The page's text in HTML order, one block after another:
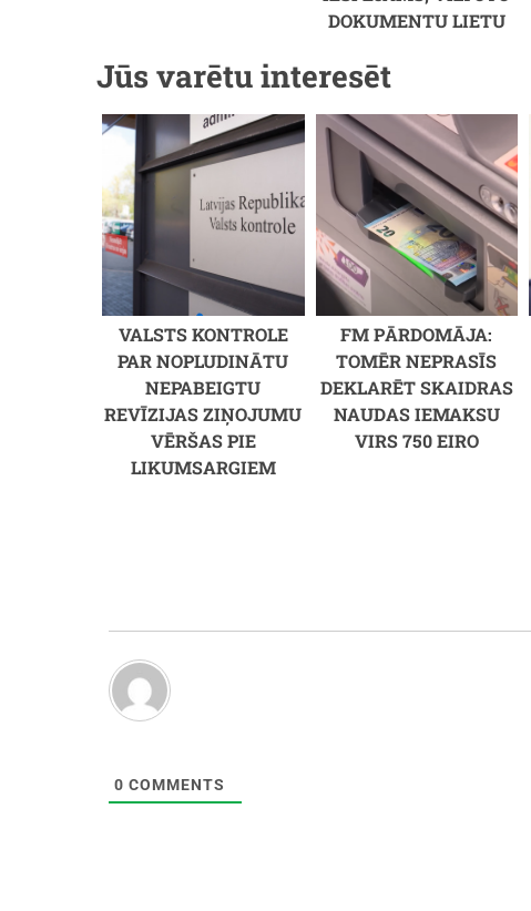
DOKUMENTU LIETU
Jūs varētu interesēt
VALSTS KONTROLE
PAR NOPLUDINĀTU
NEPABEIGTU
REVĪZIJAS ZIŅOJUMU
VĒRŠAS PIE
LIKUMSARGIEM
FM PĀRDOMĀJA:
TOMĒR NEPRASĪS
DEKLARĒT SKAIDRAS
NAUDAS IEMAKSU
VIRS 750 EIRO
0 COMMENTS